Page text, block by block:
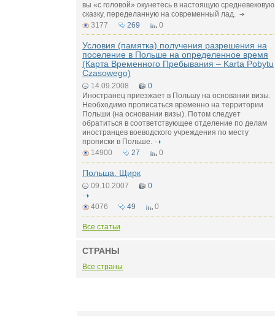
вы «с головой» окунетесь в настоящую средневековую
сказку, переделанную на современный лад.
3177
269 0
Условия (памятка) получения разрешения на
поселение в Польше на определенное время
(Карта Временного Пребывания – Karta Pobytu
Czasowego)
14.09.2008
0
Иностранец приезжает в Польшу на основании визы.
Необходимо прописаться временно на территории
Польши (на основании визы). Потом следует
обратиться в соответствующее отделение по делам
иностранцев воеводского учреждения по месту
прописки в Польше.
14900
27 0
Польша. Щирк
09.10.2007 0
4076 49 0
Все статьи
СТРАНЫ
Все страны